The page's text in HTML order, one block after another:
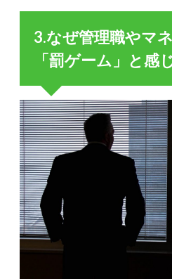
3.なぜ管理職やマ
「罰ゲーム」と感